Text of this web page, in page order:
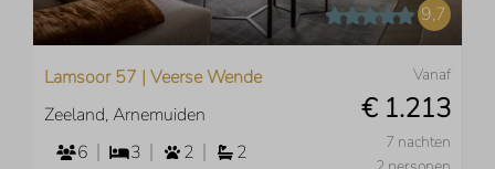
9,7
Vanaf
€ 1.213
7 nachten
Lamsoor 57 | Veerse Wende
Zeeland, Arnemuiden
6
3 2
2